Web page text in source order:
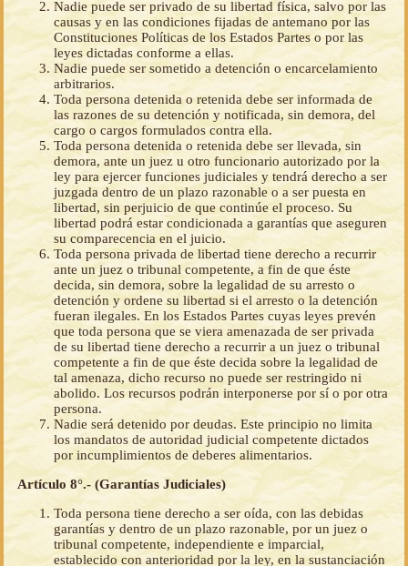
Nadie puede ser privado de su libertad física, salvo por las
causas y en las condiciones fijadas de antemano por las
Constituciones Políticas de los Estados Partes o por las
leyes dictadas conforme a ellas.
Nadie puede ser sometido a detención o encarcelamiento
arbitrarios.
Toda persona detenida o retenida debe ser informada de
las razones de su detención y notificada, sin demora, del
cargo o cargos formulados contra ella.
Toda persona detenida o retenida debe ser llevada, sin
demora, ante un juez u otro funcionario autorizado por la
ley para ejercer funciones judiciales y tendrá derecho a ser
juzgada dentro de un plazo razonable o a ser puesta en
libertad, sin perjuicio de que continúe el proceso. Su
libertad podrá estar condicionada a garantías que aseguren
su comparecencia en el juicio.
Toda persona privada de libertad tiene derecho a recurrir
ante un juez o tribunal competente, a fin de que éste
decida, sin demora, sobre la legalidad de su arresto o
detención y ordene su libertad si el arresto o la detención
fueran ilegales. En los Estados Partes cuyas leyes prevén
que toda persona que se viera amenazada de ser privada
de su libertad tiene derecho a recurrir a un juez o tribunal
competente a fin de que éste decida sobre la legalidad de
tal amenaza, dicho recurso no puede ser restringido ni
abolido. Los recursos podrán interponerse por sí o por otra
persona.
Nadie será detenido por deudas. Este principio no limita
los mandatos de autoridad judicial competente dictados
por incumplimientos de deberes alimentarios.
Artículo 8°.- (Garantías Judiciales)
Toda persona tiene derecho a ser oída, con las debidas
garantías y dentro de un plazo razonable, por un juez o
tribunal competente, independiente e imparcial,
establecido con anterioridad por la ley, en la sustanciación